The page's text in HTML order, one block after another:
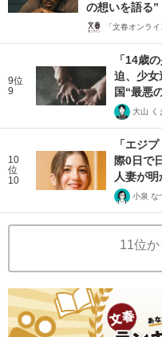
の想いを語る”
「文春オンラ
9位
9
「14歳
迫、少
国“最悪
大山 く
10
位
10
「エジ
際0日で
人妻が
小泉 な
11位